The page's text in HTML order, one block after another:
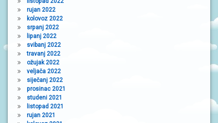
rujan 2022
kolovoz 2022
srpanj 2022
lipanj 2022
svibanj 2022
travanj 2022
ožujak 2022
veljača 2022
siječanj 2022
prosinac 2021
studeni 2021
listopad 2021
rujan 2021